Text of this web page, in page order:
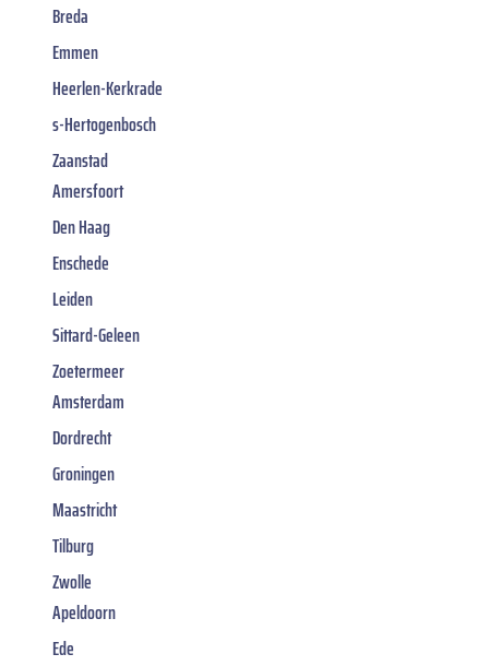
Breda
Emmen
Heerlen-Kerkrade
s-Hertogenbosch
Zaanstad
Amersfoort
Den Haag
Enschede
Leiden
Sittard-Geleen
Zoetermeer
Amsterdam
Dordrecht
Groningen
Maastricht
Tilburg
Zwolle
Apeldoorn
Ede